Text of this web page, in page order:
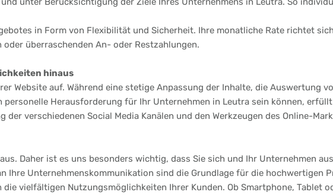
in Form von Flexibilität und Sicherheit. Ihre monatliche Rate richtet
oder überraschenden An- oder Restzahlungen.
hinaus
Website auf. Während eine stetige Anpassung der Inhalte, die Auswertung
Herausforderung für Ihr Unternehmen in Leutra sein können,
der verschiedenen Social Media Kanälen und den Werkzeugen des Online-
Daher ist es uns besonders wichtig, dass Sie sich und Ihr Unternehmen
Ihre Unternehmenskommunikation sind die Grundlage für die hochwertigen
vielfältigen Nutzungsmöglichkeiten Ihrer Kunden. Ob Smartphone, Tablet